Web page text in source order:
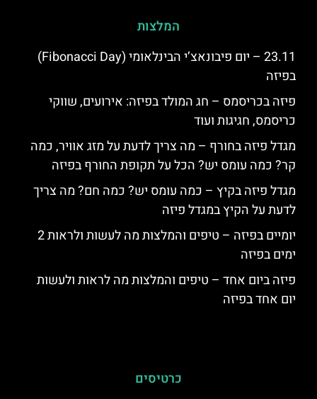
המלצות
23.11 – יום פיבונאצ’י הבינלאומי (Fibonacci Day)
בפיזה
פיזה בכריסמס – חג המולד בפיזה: אירועים, שווקי
כריסמס, חגיגות ועוד
מגדל פיזה בחורף – מה צריך לדעת על מזג אוויר, כמה
קר? כמה עומס יש? הכל על תקופת החורף בפיזה
מגדל פיזה בקיץ – כמה עומס יש? כמה חם? מה צריך
לדעת על הקיץ במגדל פיזה
יומיים בפיזה – טיפים והמלצות מה לעשות ולראות 2
ימים בפיזה
פיזה ביום אחד – טיפים והמלצות מה לראות ולעשות
יום אחד בפיזה
כרטיסים